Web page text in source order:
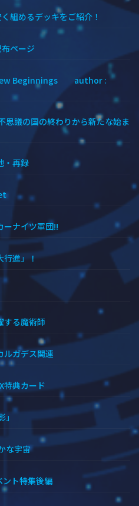
組めるデッキをご紹介！
ページ
Beginnings author :
議の国の終わりから新たな始ま
再録
ナイツ軍団!!
行進」！
る魔術師
ガデス関連
典カード
な宇宙
ト特集後編